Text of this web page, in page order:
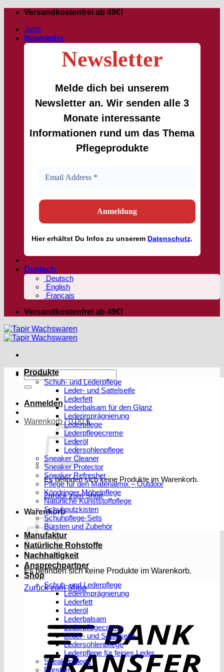
Zum
springen
Versandkostenfrei ab 49€!
Jobs
Newsletter
Newsletter
Melde dich bei unserem
Newsletter an. Wir senden alle 3
Monate interessante
Informationen rund um das Thema
Pflegeprodukte
Hiererhältst Du Infos zu unserem Datenschutz.
Deutsch
Deutsch
English
Français
Versandkostenfrei ab 49€!
Suchen
nach:
Anmelden
Warenkorb /0,00€
Es befinden sich keine Produkte im Warenkorb.
Zurück zum Shop
Warenkorb
Es befinden sich keine Produkte im Warenkorb.
Zurück zum Shop
Produkte
Schuh- und Lederpflege
Leder- und Sattelseife
Lederfett
Lederbalsam für den Glanz
Lederimprägnierung
Lederpflege
Lederpflegecreme
Lederöl
Ledersohlenpflege
Sneaker Cleaner
Sneaker Protector
Sneaker Refresher
Pflege für den Materialmix – Outdoor
Köndringer Möbelpflege
Natürliche Kunststoffpflege
Schuhputzkisten
Schuhpflege-Sets
Bürsten und Zubehör
Manufaktur
Natürliche Rohstoffe
Nachhaltigkeit
Ansprechpartner
Shop
Schuh- und Lederpflege
Lederimprägnierung
Lederfett
Lederöl
Lederbalsam
Lederpflegecreme
Leder- und Sattelseife
Ledersohlenpflege
Lederpflege für feines Leder
Sneakerpflege
Bürsten